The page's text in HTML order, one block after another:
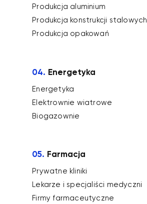
Produkcja aluminium
Produkcja konstrukcji stalowych
Produkcja opakowań
04. Energetyka
Energetyka
Elektrownie wiatrowe
Biogazownie
05. Farmacja
Prywatne kliniki
Lekarze i specjaliści medyczni
Firmy farmaceutyczne